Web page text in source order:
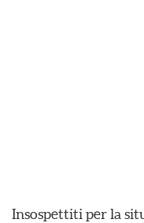
Insospettiti per la